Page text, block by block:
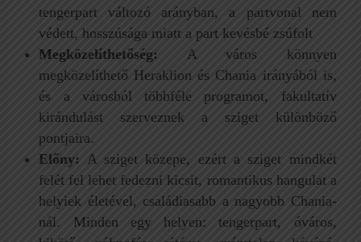
tengerpart változó arányban, a partvonal nem
védett, hosszúsága miatt a part kevésbé zsúfolt
Megközelíthetőség:
A város könnyen
megközelíthető Heraklion és Chania irányából is,
és a városból többféle programot, fakultatív
kirándulást szerveznek a sziget különböző
pontjaira.
Előny: A sziget közepe, ezért a sziget mindkét
felét fel lehet fedezni kicsit, romantikus hangulat a
helyiek életével, családiasabb a nagyobb Chania-
nál. Minden egy helyen: tengerpart, óváros,